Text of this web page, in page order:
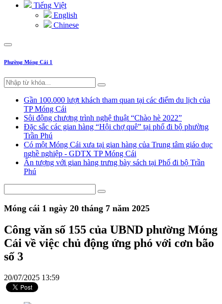
Tiếng Việt
English
Chinese
Phường Móng Cái 1
Gần 100.000 lượt khách tham quan tại các điểm du lịch của
TP Móng Cái
Sôi động chương trình nghệ thuật “Chào hè 2022”
Đặc sắc các gian hàng “Hội chợ quê” tại phố đi bộ phường
Trần Phú
Có một Móng Cái xưa tại gian hàng của Trung tâm giáo dục
nghề nghiệp - GDTX TP Móng Cái
Ấn tượng với gian hàng trưng bày sách tại Phố đi bộ Trần
Phú
Móng cái 1 ngày 20 tháng 7 năm 2025
Công văn số 155 của UBND phường Móng
Cái về việc chủ động ứng phó với cơn bão
số 3
20/07/2025 13:59